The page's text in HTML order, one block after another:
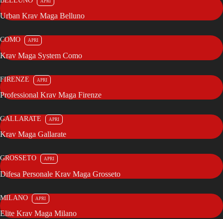
Urban Krav Maga Belluno
COMO
Krav Maga System Como
FIRENZE
Professional Krav Maga Firenze
GALLARATE
Krav Maga Gallarate
GROSSETO
Difesa Personale Krav Maga Grosseto
MILANO
Elite Krav Maga Milano